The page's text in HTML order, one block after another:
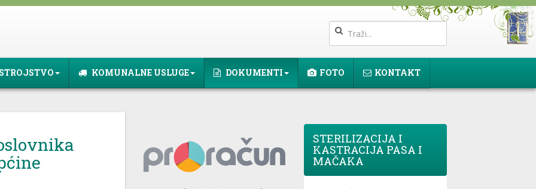
KOMUNALNE USLUGE DOKUMENTI FOTO KONTAKT
STERILIZACIJA I
KASTRACIJA PASA I
MAČAKA